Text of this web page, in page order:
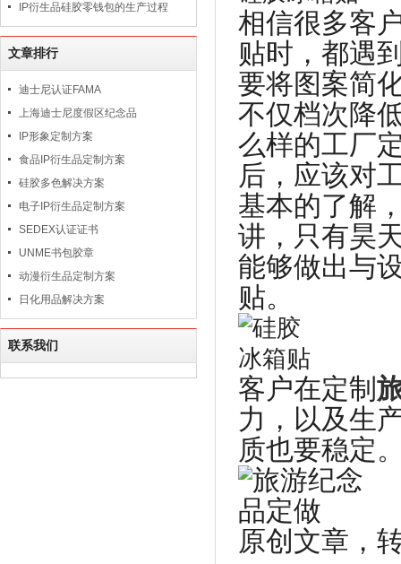
IP衍生品硅胶零钱包的生产过程
文章排行
迪士尼认证FAMA
上海迪士尼度假区纪念品
IP形象定制方案
食品IP衍生品定制方案
硅胶多色解决方案
电子IP衍生品定制方案
SEDEX认证证书
UNME书包胶章
动漫衍生品定制方案
日化用品解决方案
联系我们
相信很多客
贴时，都遇
要将图案简
不仅档次降
么样的工厂
后，应该对
基本的了解
讲，只有昊
能够做出与
贴。
客户在定制
力，以及生
质也要稳定
原创文章，